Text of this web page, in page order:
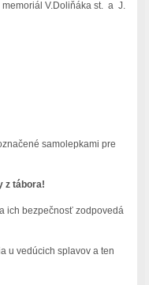
V.Doliňáka st. a J.
samolepkami pre
z tábora!
ich bezpečnosť zodpovedá
u vedúcich splavov a ten